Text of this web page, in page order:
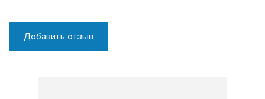
Добавить отзыв